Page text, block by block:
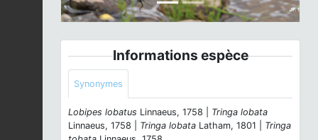
Informations espèce
Synonymes
Lobipes lobatus Linnaeus, 1758 | Tringa lobata
Linnaeus, 1758 | Tringa lobata Latham, 1801 | Tringa